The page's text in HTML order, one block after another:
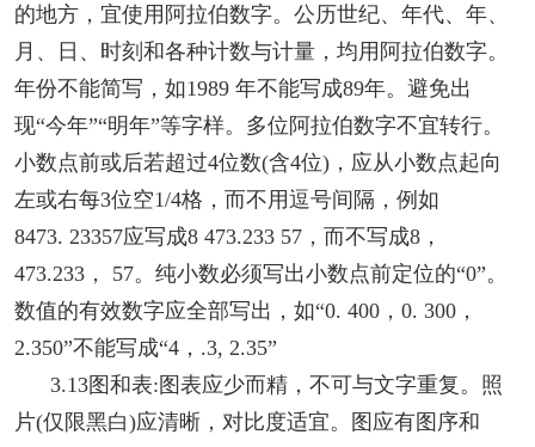
的地方，宜使用阿拉伯数字。公历世纪、年代、年、
月、日、时刻和各种计数与计量，均用阿拉伯数字。
年份不能简写，如1989 年不能写成89年。避免出
现“今年”“明年”等字样。多位阿拉伯数字不宜转行。
小数点前或后若超过4位数(含4位)，应从小数点起向
左或右每3位空1/4格，而不用逗号间隔，例如
8473. 23357应写成8 473.233 57，而不写成8，
473.233， 57。纯小数必须写出小数点前定位的“0”。
数值的有效数字应全部写出，如“0. 400，0. 300，
2.350”不能写成“4，.3, 2.35”
3.13图和表:图表应少而精，不可与文字重复。照
片(仅限黑白)应清晰，对比度适宜。图应有图序和